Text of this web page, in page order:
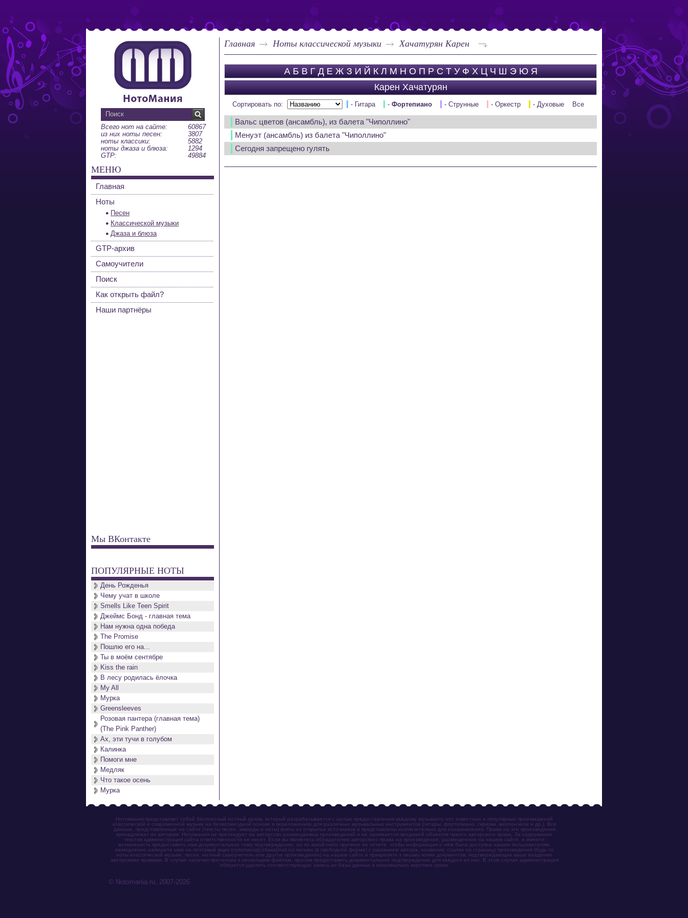
Главная Ноты классической музыки Хачатурян Карен
А Б В Г Д Е Ж З И Й К Л М Н О П Р С Т У Ф Х Ц Ч Ш Э Ю Я
Карен Хачатурян
Сортировать по: - Гитара - Фортепиано - Струнные - Оркестр - Духовые Все
Вальс цветов (ансамбль), из балета "Чиполлино"
Менуэт (ансамбль) из балета "Чиполлино"
Сегодня запрещено гулять
Всего нот на сайте:
60867
из них ноты песен:
3807
ноты классики:
5882
ноты джаза и блюза:
1294
GTP:
49884
МЕНЮ
Главная
Ноты
Песен
Классической музыки
Джаза и блюза
GTP-архив
Самоучители
Поиск
Как открыть файл?
Наши партнёры
Мы ВКонтакте
ПОПУЛЯРНЫЕ НОТЫ
День Рожденья
Чему учат в школе
Smells Like Teen Spirit
Джеймс Бонд - главная тема
Нам нужна одна победа
The Promise
Пошлю его на...
Ты в моём сентябре
Kiss the rain
В лесу родилась ёлочка
My All
Мурка
Greensleeves
Розовая пантера (главная тема)
(The Pink Panther)
Ах, эти тучи в голубом
Калинка
Помоги мне
Медляк
Что такое осень
Мурка
Нотомания представляет собой бесплатный нотный архив, который разрабатывается с целью предоставления каждому музыканту нот известных и популярных произведений
классической и современной музыки на безвозмездной основе в переложениях для различных музыкальных инструментов (гитары, фортепиано, скрипки, виолончели и др.). Все
данные, представленные на сайте (тексты песен, аккорды и ноты) взяты из открытых источников и представлены исключительно для ознакомления. Права на эти произведения
принадлежат их авторам. Нотомания не претендует на авторство размещаемых произведений и не занимается продажей объектов чужого авторского права. За содержание
текстов администрация сайта ответственности не несет. Если вы являетесь обладателем авторского права на произведение, размещенное на нашем сайте, и имеете
возможность предоставить нам документальное тому подтверждение, но по какой-либо причине не хотите, чтобы информация о нём была доступна нашим пользователям,
немедленно напишите нам на почтовый ящик (notomania[собака]mail.ru) письмо (в свободной форме) с указанием автора, названия, ссылки на страницу произведения (будь то
ноты классической музыки, песен, нотный самоучитель или другое произведение) на нашем сайте и прикрепите к письму копии документов, подтверждающие ваше владение
авторскими правами. В случае наличия претензии к нескольким файлам, просим предоставить документальное подтверждение для каждого из них. В этом случае администрация
обязуется удалить соответствующую запись из базы данных в максимально короткие сроки.
© Notomania.ru, 2007-2026